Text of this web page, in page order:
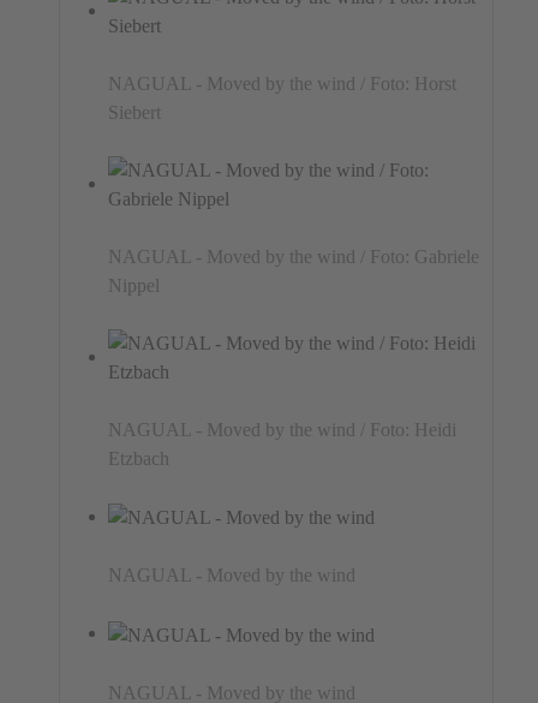
NAGUAL - Moved by the wind / Foto: Horst
Siebert
NAGUAL - Moved by the wind / Foto: Gabriele
Nippel
NAGUAL - Moved by the wind / Foto: Heidi
Etzbach
NAGUAL - Moved by the wind
NAGUAL - Moved by the wind